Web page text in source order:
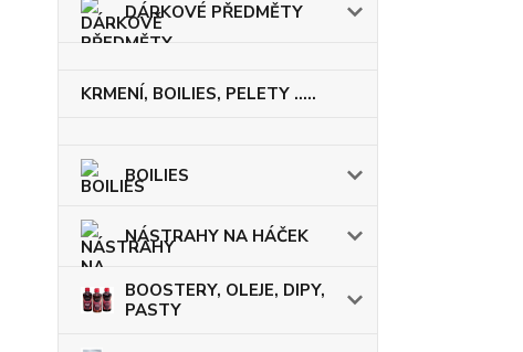
DÁRKOVÉ PŘEDMĚTY
KRMENÍ, BOILIES, PELETY .....
BOILIES
NÁSTRAHY NA HÁČEK
BOOSTERY, OLEJE, DIPY,
PASTY